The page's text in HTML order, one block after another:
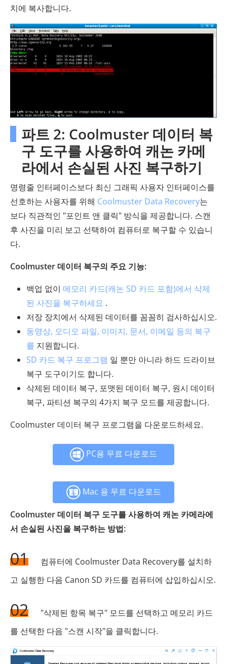
치에 복사합니다.
파트 2: Coolmuster 데이터 복
구 도구를 사용하여 캐논 카메
라에서 손실된 사진 복구하기
명령줄 인터페이스보다 최신 그래픽 사용자 인터페이스를
선호하는 사용자를 위해 Coolmuster Data Recovery는
보다 직관적인 "포인트 앤 클릭" 방식을 제공합니다. 스캔
후 사진을 미리 보고 선택하여 컴퓨터로 복구할 수 있습니
다.
Coolmuster 데이터 복구의 주요 기능:
백업 없이 메모리 카드(캐논 SD 카드 포함)에서 삭제
된 사진을 복구하세요 .
저장 장치에서 삭제된 데이터를 꼼꼼히 검사하십시오.
동영상, 오디오 파일, 이미지, 문서, 이메일 등의 복구
를 지원합니다.
SD 카드 복구 프로그램 일 뿐만 아니라 하드 드라이브
복구 도구이기도 합니다.
삭제된 데이터 복구, 포맷된 데이터 복구, 원시 데이터
복구, 파티션 복구의 4가지 복구 모드를 제공합니다.
Coolmuster 데이터 복구 프로그램을 다운로드하세요.
PC용 무료 다운로드
Mac 용 무료 다운로드
Coolmuster 데이터 복구 도구를 사용하여 캐논 카메라에
서 손실된 사진을 복구하는 방법:
01
컴퓨터에 Coolmuster Data Recovery를 설치하
고 실행한 다음 Canon SD 카드를 컴퓨터에 삽입하십시오.
02
"삭제된 항목 복구" 모드를 선택하고 메모리 카드
를 선택한 다음 "스캔 시작"을 클릭합니다.